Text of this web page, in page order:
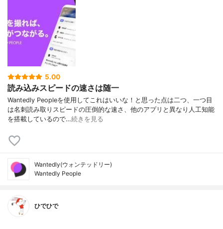
5.00
読み込みスピードの速さは随一
Wantedly Peopleを使用してこれはいいな！と思った点は二つ、一つ目
は名刺読み取りスピードの圧倒的な速さ、他のアプリと異なり人工知能
を搭載しているので…続きを見る
Wantedly(ウォンテッドリー)
Wantedly People
ひでひで